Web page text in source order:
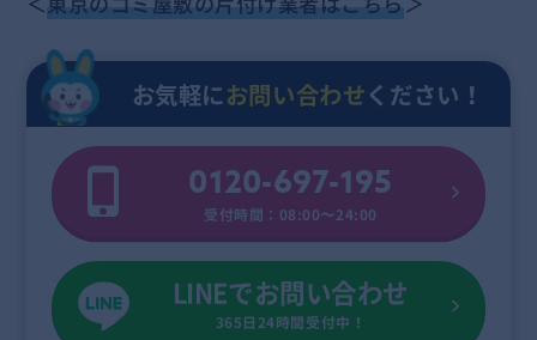
お気軽にお問い合わせください！
0120-697-195
受付時間：08:00〜24:00
LINEでお問い合わせ
365日24時間受付中！